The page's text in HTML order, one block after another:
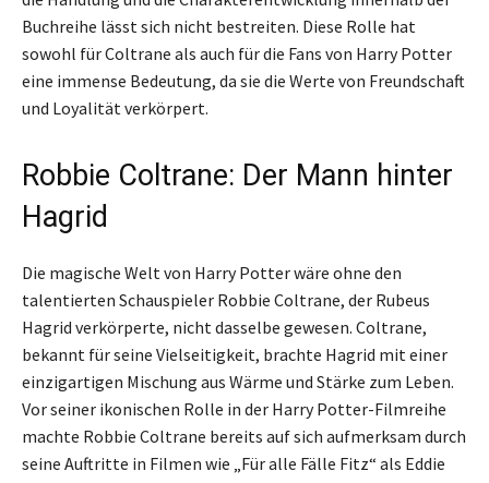
Buchreihe lässt sich nicht bestreiten. Diese Rolle hat
sowohl für Coltrane als auch für die Fans von Harry Potter
eine immense Bedeutung, da sie die Werte von Freundschaft
und Loyalität verkörpert.
Robbie Coltrane: Der Mann hinter
Hagrid
Die magische Welt von Harry Potter wäre ohne den
talentierten Schauspieler Robbie Coltrane, der Rubeus
Hagrid verkörperte, nicht dasselbe gewesen. Coltrane,
bekannt für seine Vielseitigkeit, brachte Hagrid mit einer
einzigartigen Mischung aus Wärme und Stärke zum Leben.
Vor seiner ikonischen Rolle in der Harry Potter-Filmreihe
machte Robbie Coltrane bereits auf sich aufmerksam durch
seine Auftritte in Filmen wie „Für alle Fälle Fitz“ als Eddie